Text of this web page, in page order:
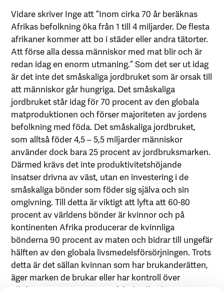
Vidare skriver Inge att ”Inom cirka 70 år beräknas
Afrikas befolkning öka från 1 till 4 miljarder. De flesta
afrikaner kommer att bo i städer eller andra tätorter.
Att förse alla dessa människor med mat blir och är
redan idag en enorm utmaning.” Som det ser ut idag
är det inte det småskaliga jordbruket som är orsak till
att människor går hungriga. Det småskaliga
jordbruket står idag för 70 procent av den globala
matproduktionen och förser majoriteten av jordens
befolkning med föda. Det småskaliga jordbruket,
som alltså föder 4,5 – 5,5 miljarder människor
använder dock bara 25 procent av jordbruksmarken.
Därmed krävs det inte produktivitetshöjande
insatser drivna av väst, utan en investering i de
småskaliga bönder som föder sig själva och sin
omgivning. Till detta är viktigt att lyfta att 60-80
procent av världens bönder är kvinnor och på
kontinenten Afrika producerar de kvinnliga
bönderna 90 procent av maten och bidrar till ungefär
hälften av den globala livsmedelsförsörjningen. Trots
detta är det sällan kvinnan som har brukanderätten,
äger marken de brukar eller har kontroll över